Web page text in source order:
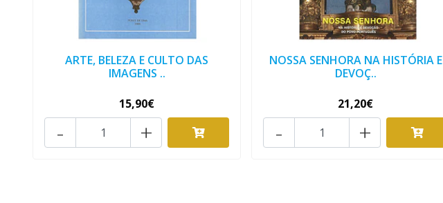
ARTE, BELEZA E CULTO DAS
IMAGENS ..
15,90€
+
-
NOSSA SENHORA NA HISTÓRIA E
DEVOÇ..
21,20€
+
-